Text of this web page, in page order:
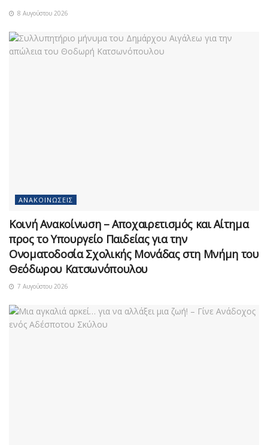
8 Αυγούστου 2026
ΑΝΑΚΟΙΝΏΣΕΙΣ
Κοινή Ανακοίνωση – Αποχαιρετισμός και Αίτημα
προς το Υπουργείο Παιδείας για την
Ονοματοδοσία Σχολικής Μονάδας στη Μνήμη του
Θεόδωρου Κατσωνόπουλου
7 Αυγούστου 2026